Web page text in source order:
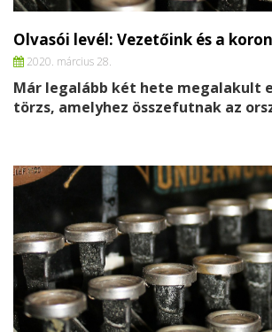
Olvasói levél: Vezetőink és a
2020. március 28.
Már legalább két hete megalakult
törzs, amelyhez összefutnak az